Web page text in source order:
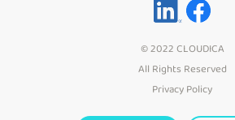
© 2022 CLOUDICA
All Rights Reserved
Privacy Policy